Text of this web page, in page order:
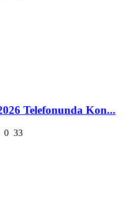
Telefonunda Kon...
0 33